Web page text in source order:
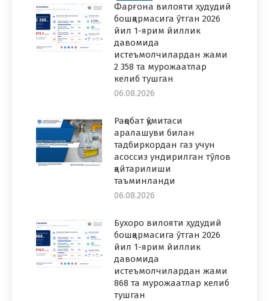
Фарғона вилояти ҳудудий
бошқармасига ўтган 2026
йил 1-ярим йиллик
давомида
истеъмолчилардан жами
2 358 та мурожаатлар
келиб тушган
06.08.2026
Рақобат қўмитаси
аралашуви билан
тадбиркордан газ учун
асоссиз ундирилган тўлов
қайтарилиши
таъминланди
06.08.2026
Бухоро вилояти ҳудудий
бошқармасига ўтган 2026
йил 1-ярим йиллик
давомида
истеъмолчилардан жами
868 та мурожаатлар келиб
тушган